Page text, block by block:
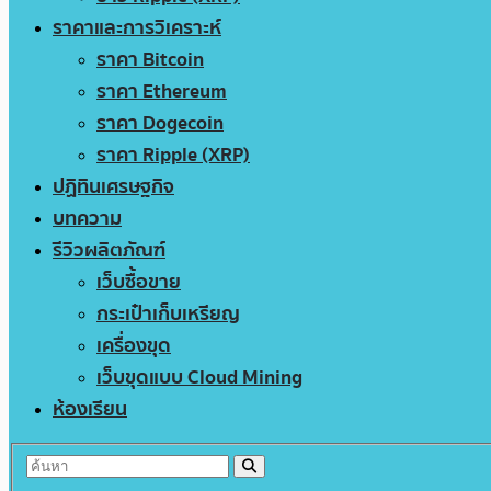
ราคาและการวิเคราะห์
ราคา Bitcoin
ราคา Ethereum
ราคา Dogecoin
ราคา Ripple (XRP)
ปฏิทินเศรษฐกิจ
บทความ
รีวิวผลิตภัณฑ์
เว็บซื้อขาย
กระเป๋าเก็บเหรียญ
เครื่องขุด
เว็บขุดแบบ Cloud Mining
ห้องเรียน